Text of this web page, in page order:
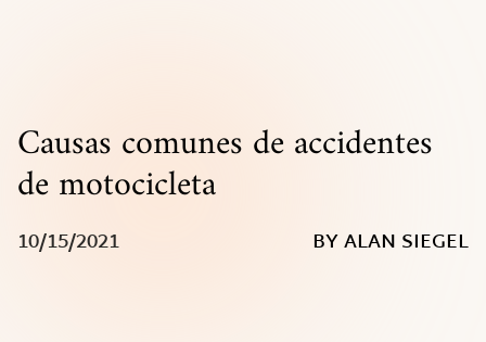
Causas comunes de accidentes
de motocicleta
10/15/2021 BY ALAN SIEGEL